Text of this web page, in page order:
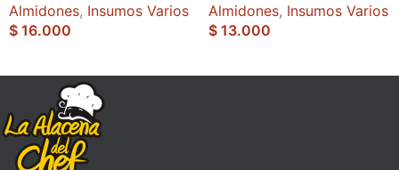
Almidones, Insumos Varios
$ 16.000
Almidones, Insumos Varios
$ 13.000